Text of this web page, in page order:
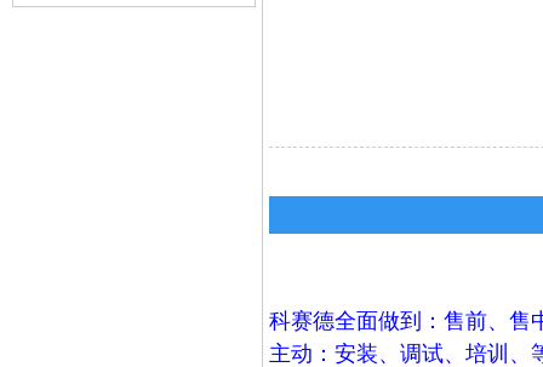
科赛德全面做到：售前、售
主动：安装、调试、培训、